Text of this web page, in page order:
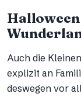
Auch die
explizit an
deswegen vor